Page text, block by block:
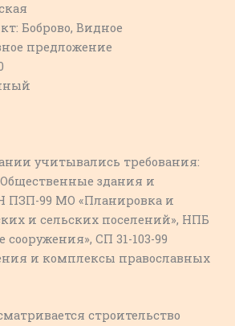
Боброво, Видное
предложение
учитывались требования:
здания и
ПЗП-99 МО «Планировка и
и сельских поселений», НПБ
сооружения», СП 31-103-99
и комплексы православных
строительство